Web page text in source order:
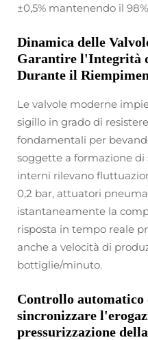
±0,5% mantenendo il
Dinamica delle
Garantire l'Integrità
Durante il
Le valvole moderne
sigillo in grado di
fondamentali per
soggette a formazione di
interni rilevano
0,2 bar, attuatori
istantaneamente la
risposta in tempo reale
anche a velocità di
bottiglie/minuto.
Controllo automatico
sincronizzare
pressurizzazione